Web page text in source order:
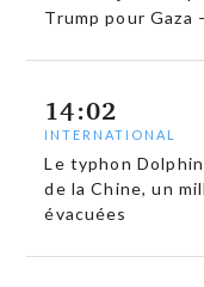
Trump pour Gaza
14:02
INTERNATIONAL
Le typhon
de la Chine, un
évacuées